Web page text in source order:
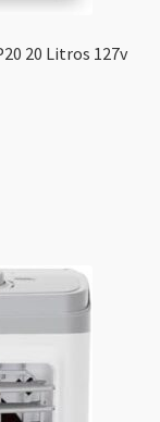
20 Litros 127v